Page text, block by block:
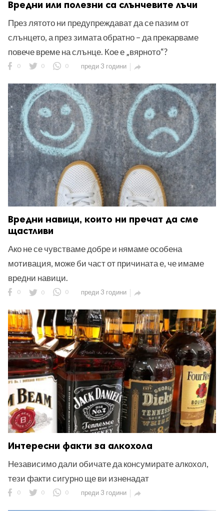
Вредни или полезни са слънчевите лъчи
През лятото ни предупреждават да се пазим от
слънцето, а през зимата обратно – да прекарваме
повече време на слънце. Кое е „вярното“?
0 0 0 преди 3 години 
Вредни навици, които ни пречат да сме
щастливи
Ако не се чувстваме добре и нямаме особена
мотивация, може би част от причината е, че имаме
вредни навици.
0 0 0 преди 3 години 
Интересни факти за алкохола
Независимо дали обичате да консумирате алкохол,
тези факти сигурно ще ви изненадат
0 0 0 преди 3 години 